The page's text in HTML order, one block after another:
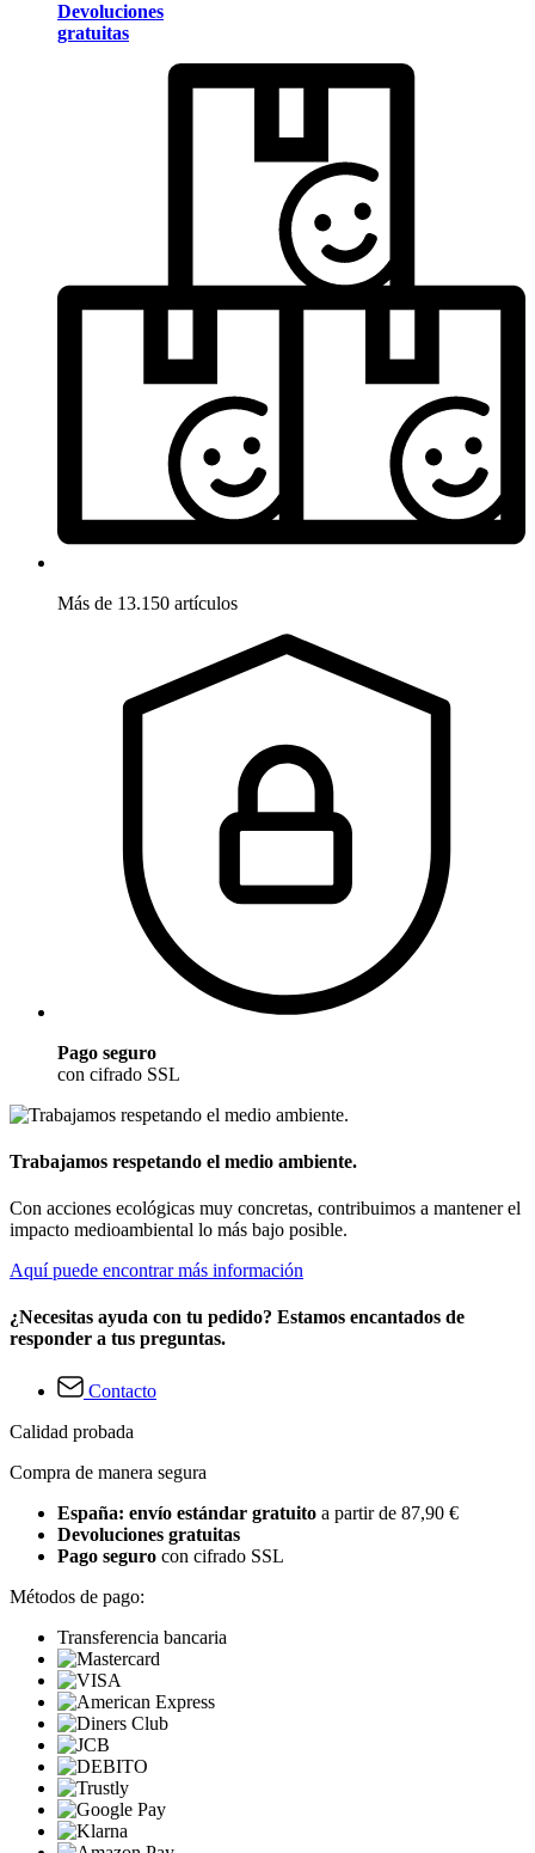
Devoluciones
gratuitas
Más de 13.150 artículos
Pago seguro
con cifrado SSL
Trabajamos respetando el medio ambiente.
Con acciones ecológicas muy concretas, contribuimos a mantener el
impacto medioambiental lo más bajo posible.
Aquí puede encontrar más información
¿Necesitas ayuda con tu pedido? Estamos encantados de
responder a tus preguntas.
Contacto
Calidad probada
Compra de manera segura
España: envío estándar gratuito a partir de 87,90 €
Devoluciones gratuitas
Pago seguro con cifrado SSL
Métodos de pago:
Transferencia bancaria